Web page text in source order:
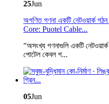
25Jun
অগণিত গণনা একটি নেটওয়ার্ক
Core: Puotel Cable...
"অসংখ্য গণনাগুলি একটি
পোটেল কেবল গ...
05Jun